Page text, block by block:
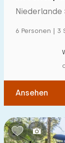
Veluwe
Niederlande
6 Personen | 3
Ansehen